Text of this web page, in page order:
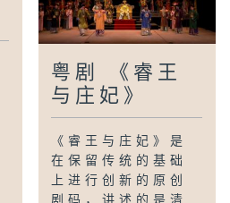
粤剧 《睿王
与庄妃》
《睿王与庄妃》是
在保留传统的基础
上进行创新的原创